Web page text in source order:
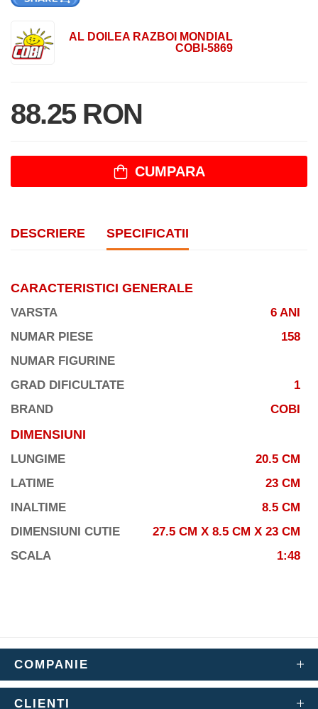
AL DOILEA RAZBOI MONDIAL
COBI-5869
88.25 RON
CUMPARA
DESCRIERE SPECIFICATII
CARACTERISTICI GENERALE
VARSTA
6 ANI
NUMAR PIESE
158
NUMAR FIGURINE
GRAD DIFICULTATE
1
BRAND
COBI
DIMENSIUNI
LUNGIME
20.5 CM
LATIME
23 CM
INALTIME
8.5 CM
DIMENSIUNI CUTIE
27.5 CM X 8.5 CM X 23 CM
SCALA
1:48
COMPANIE
CLIENTI